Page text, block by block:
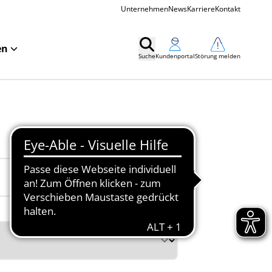
UnternehmenNewsKarriereKontakt
SucheKundenportalStörung melden